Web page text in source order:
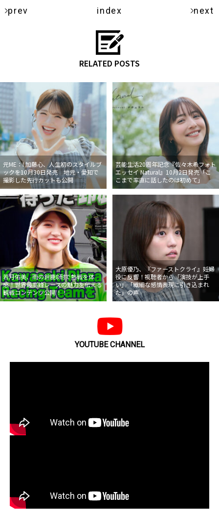
prev index next
RELATED POSTS
元ME：I 加藤心、人生初のスタイルブ
ックを10月30日発売 地元・愛知で
撮影した先行カットも公開
芸能生活20周年記念『佐々木希フォト
エッセイ Natural』10月2日発売「こ
こまで率直に話したのは初めて」
若月佑美、雨の鈴鹿8耐で熱戦を体
感！世界最高峰レースの魅力を伝える
観戦コンテンツ公開！！
大原優乃、『ファーストクライ』妊婦
役に反響！視聴者から「演技が上手
い」「繊細な感情表現に引き込まれ
た」の声
YOUTUBE CHANNEL